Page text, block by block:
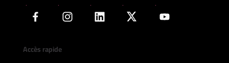
Accès rapide